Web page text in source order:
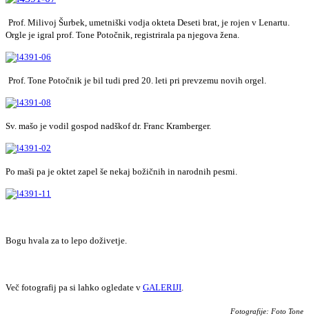
Prof. Milivoj Šurbek, umetniški vodja okteta Deseti brat, je rojen v Lenartu.
Orgle je igral prof. Tone Potočnik, registrirala pa njegova žena.
Prof. Tone Potočnik je bil tudi pred 20. leti pri prevzemu novih orgel.
Sv. mašo je vodil gospod nadškof dr. Franc Kramberger.
Po maši pa je oktet zapel še nekaj božičnih in narodnih pesmi.
Bogu hvala za to lepo doživetje.
Več fotografij pa si lahko ogledate v GALERIJI.
Fotografije: Foto Tone